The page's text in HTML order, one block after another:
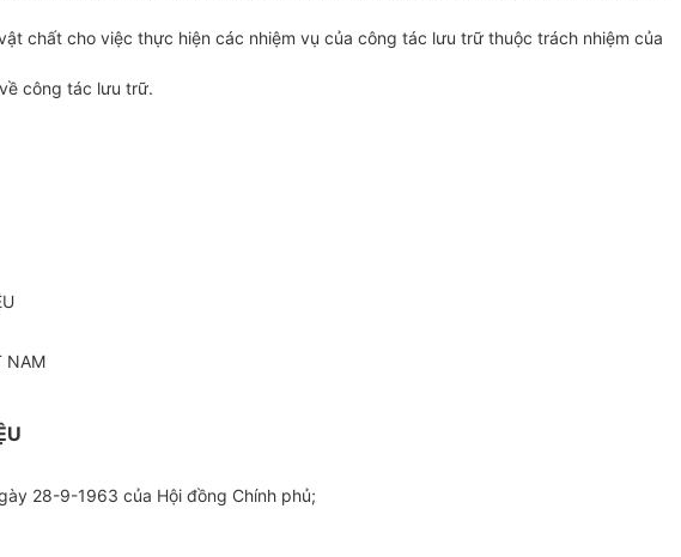
chất cho việc thực hiện các nhiệm vụ của công tác lưu trữ thuộc trách nhiệm của
công tác lưu trữ.
NAM
28-9-1963 của Hội đồng Chính phủ;